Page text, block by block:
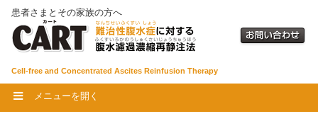
患者さまとその家族の方へ
Cell-free and Concentrated Ascites Reinfusion Therapy
メニューを開く